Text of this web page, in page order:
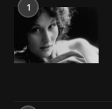
1